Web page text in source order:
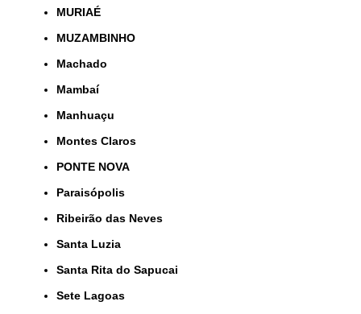
MURIAÉ
MUZAMBINHO
Machado
Mambaí
Manhuaçu
Montes Claros
PONTE NOVA
Paraisópolis
Ribeirão das Neves
Santa Luzia
Santa Rita do Sapucai
Sete Lagoas